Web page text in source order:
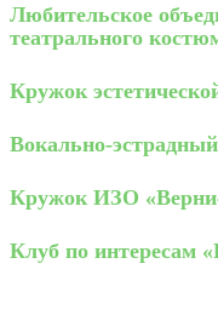
Любительское
театрального
Кружок
Вокально-
Кружок ИЗО
Клуб по интересам